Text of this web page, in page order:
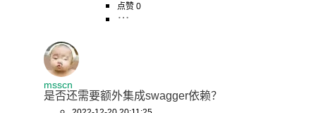
点赞 0
msscn
是否还需要额外集成swagger依赖？